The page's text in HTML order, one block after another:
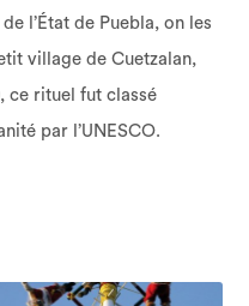
l’État de Puebla, on les
village de Cuetzalan,
ce rituel fut classé
par l’UNESCO.